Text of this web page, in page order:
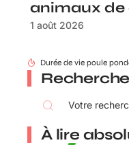
animaux
1 août 2026
Recherche
À lire